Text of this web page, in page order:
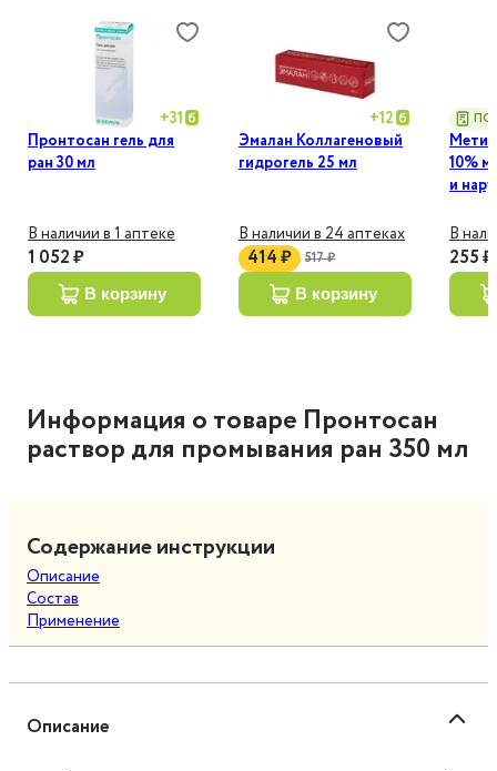
+31
Пронтосан гель для
ран 30 мл
В наличии в 1 аптеке
1 052 ₽
в корзину
+12
Эмалан Коллагеновый
гидрогель 25 мл
В наличии в 24 аптеках
414 ₽ 517 ₽
в корзину
ПО
10%
и
В
255 ₽
Информация о товаре Пронтосан
раствор для промывания ран 350 мл
Содержание инструкции
Описание
Состав
Применение
Описание